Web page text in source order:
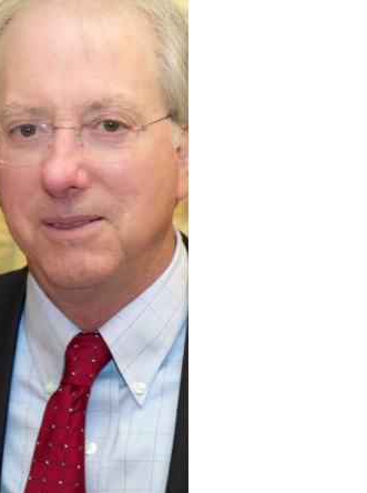
انتخابات ریاست جمهوری آمریکا ۲۰۲۴
حمله جمهوری اسلامی به اسرائیل
اعتراضات زن، زندگی، آزادی
مجموعه مستندهای دادخواهی
چهل سال گروگان‌گیری
قانون شفافیت دارائی کادر رهبری ایران